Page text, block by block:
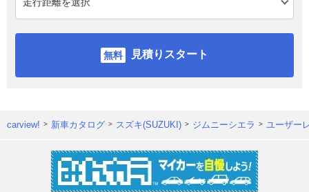
見積りスタート
carview! 新車カタログ スズキ(SUZUKI) ジムニーシエラ ユーザー